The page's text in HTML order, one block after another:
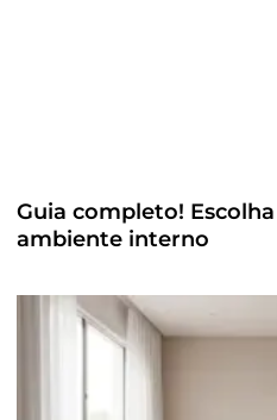
Guia completo!
ambiente interno